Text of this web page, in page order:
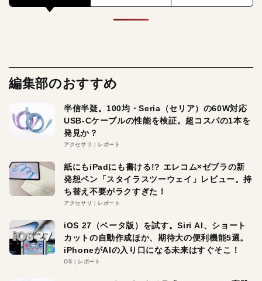
編集部のおすすめ
半信半疑。100均・Seria（セリア）の60W対応
USB-Cケーブルの性能を検証。超コスパの1本を
発見か？
アクセサリ レポート
紙にもiPadにも書ける!? エレコム×ゼブラの新
発想ペン「スタイラスツーウェイ」レビュー。持
ち替え不要がラクすぎた！
アクセサリ レポート
iOS 27（ベータ版）を試す。Siri AI、ショート
カットの自動作成ほか、期待大の便利機能5選。
iPhoneがAIの入り口になる未来はすぐそこ！
OS レポート